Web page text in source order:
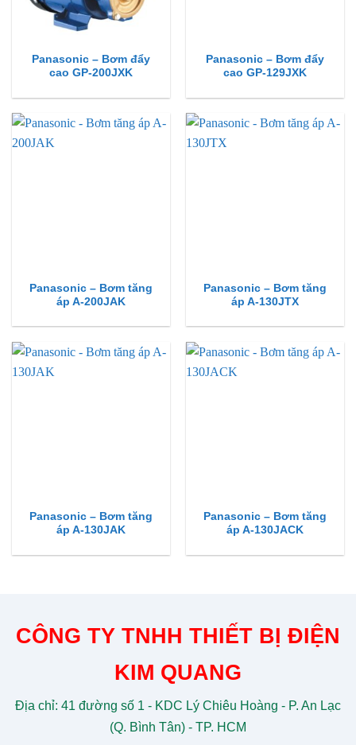
Panasonic – Bơm đẩy
cao GP-200JXK
Panasonic – Bơm đẩy
cao GP-129JXK
Panasonic – Bơm tăng
áp A-200JAK
Panasonic – Bơm tăng
áp A-130JTX
Panasonic – Bơm tăng
áp A-130JAK
Panasonic – Bơm tăng
áp A-130JACK
CÔNG TY TNHH THIẾT BỊ ĐIỆN
KIM QUANG
Địa chỉ: 41 đường số 1 - KDC Lý Chiêu Hoàng - P. An Lạc
(Q. Bình Tân) - TP. HCM